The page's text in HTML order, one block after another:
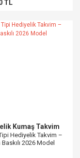
TL
Kumaş Takvim
Hediyelik Takvim –
2026 Model